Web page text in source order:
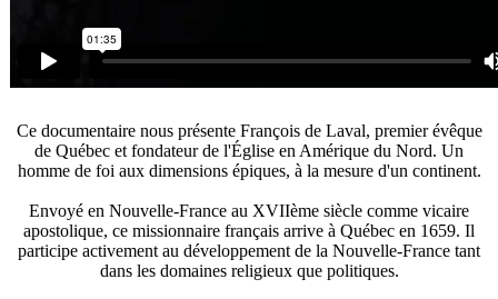
Ce documentaire nous présente François de Laval, premier évêque
de Québec et fondateur de l'Église en Amérique du Nord. Un
homme de foi aux dimensions épiques, à la mesure d'un continent.
Envoyé en Nouvelle-France au XVIIème siècle comme vicaire
apostolique, ce missionnaire français arrive à Québec en 1659. Il
participe activement au développement de la Nouvelle-France tant
dans les domaines religieux que politiques.